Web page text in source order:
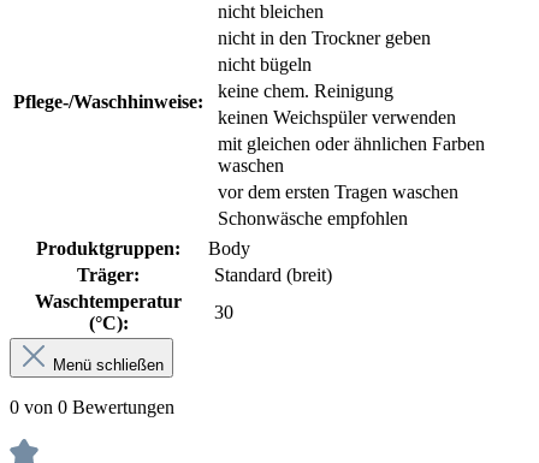
Pflege-/Waschhinweise:
nicht bleichen
nicht in den Trockner geben
nicht bügeln
keine chem. Reinigung
keinen Weichspüler verwenden
mit gleichen oder ähnlichen Farben
waschen
vor dem ersten Tragen waschen
Schonwäsche empfohlen
Produktgruppen:
Body
Träger:
Standard (breit)
Waschtemperatur
(°C):
30
Menü schließen
0 von 0 Bewertungen